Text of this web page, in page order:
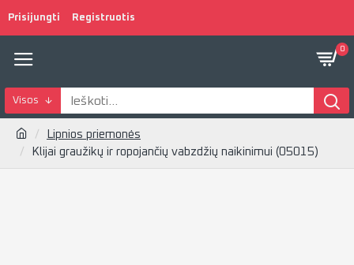
Prisijungti Registruotis
0
Visos
Lipnios priemonės
Klijai graužikų ir ropojančių vabzdžių naikinimui (05015)